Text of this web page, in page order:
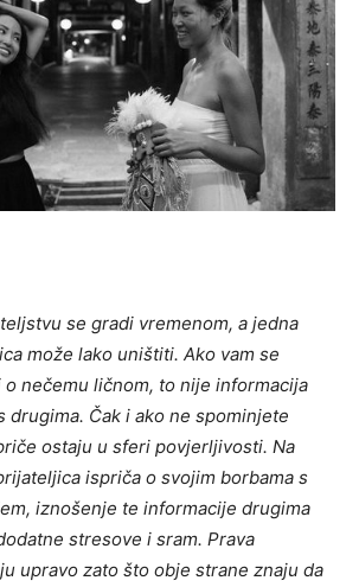
se gradi vremenom, a jedna
može lako uništiti. Ako vam se
nečemu ličnom, to nije informacija
drugima. Čak i ako ne spominjete
ostaju u sferi povjerljivosti. Na
ispriča o svojim borbama s
iznošenje te informacije drugima
stresove i sram. Prava
upravo zato što obje strane znaju da